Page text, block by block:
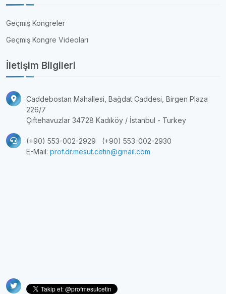
Geçmiş Kongreler
Geçmiş Kongre Videoları
İletişim Bilgileri
Caddebostan Mahallesi, Bağdat Caddesi, Birgen Plaza
226/7
Çiftehavuzlar 34728 Kadıköy / İstanbul - Turkey
(+90) 553-002-2929
(+90) 553-002-2930
E-Mail: prof.dr.mesut.cetin@gmail.com